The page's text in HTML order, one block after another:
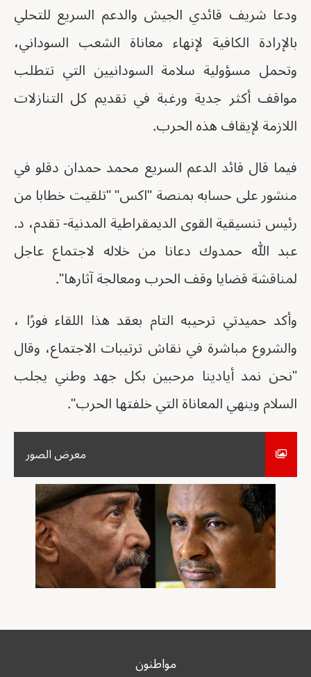
ودعا شريف قائدي الجيش والدعم السريع للتحلي
بالإرادة الكافية لإنهاء معاناة الشعب السوداني،
وتحمل مسؤولية سلامة السودانيين التي تتطلب
مواقف أكثر جدية ورغبة في تقديم كل التنازلات
اللازمة لإيقاف هذه الحرب.
فيما قال قائد الدعم السريع محمد حمدان دقلو في
منشور على حسابه بمنصة "اكس" "تلقيت خطابا من
رئيس تنسيقية القوى الديمقراطية المدنية- تقدم، د.
عبد الله حمدوك دعانا من خلاله لاجتماع عاجل
لمناقشة قضايا وقف الحرب ومعالجة آثارها".
وأكد حميدتي ترحيبه التام بعقد هذا اللقاء فورًا ،
والشروع مباشرة في نقاش ترتيبات الاجتماع، وقال
"نحن نمد أيادينا مرحبين بكل جهد وطني يجلب
السلام وينهي المعاناة التي خلفتها الحرب".
معرض الصور
مواطنون